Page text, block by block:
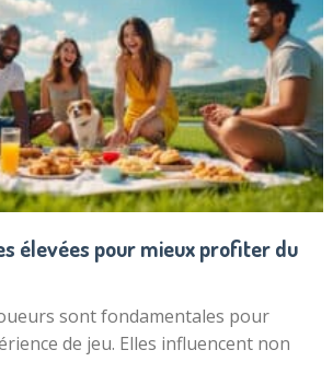
élevées pour mieux profiter du
sont fondamentales pour
de jeu. Elles influencent non